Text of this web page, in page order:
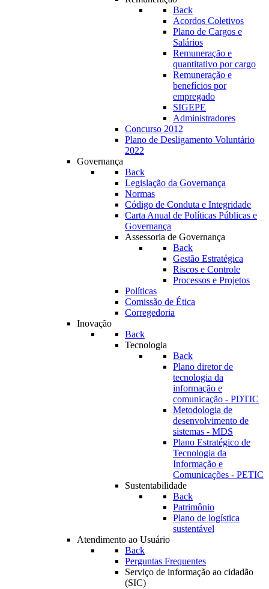
Back
Acordos Coletivos
Plano de Cargos e
Salários
Remuneração e
quantitativo por cargo
Remuneração e
benefícios por
empregado
SIGEPE
Administradores
Concurso 2012
Plano de Desligamento Voluntário
2022
Governança
Back
Legislação da Governança
Normas
Código de Conduta e Integridade
Carta Anual de Políticas Públicas e
Governança
Assessoria de Governança
Back
Gestão Estratégica
Riscos e Controle
Processos e Projetos
Políticas
Comissão de Ética
Corregedoria
Inovação
Back
Tecnologia
Back
Plano diretor de
tecnologia da
informação e
comunicação - PDTIC
Metodologia de
desenvolvimento de
sistemas - MDS
Plano Estratégico de
Tecnologia da
Informação e
Comunicações - PETIC
Sustentabilidade
Back
Patrimônio
Plano de logística
sustentável
Atendimento ao Usuário
Back
Perguntas Frequentes
Serviço de informação ao cidadão
(SIC)